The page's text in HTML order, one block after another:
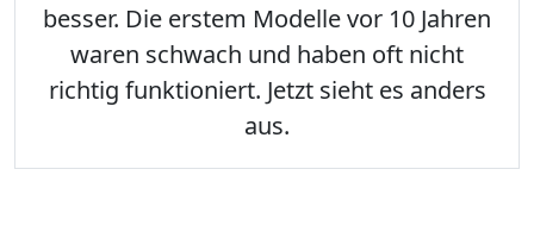
besser. Die erstem Modelle vor 10 Jahren
waren schwach und haben oft nicht
richtig funktioniert. Jetzt sieht es anders
aus.